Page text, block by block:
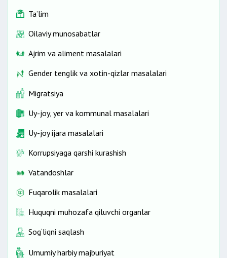
Ta’lim
Oilaviy munosabatlar
Ajrim va aliment masalalari
Gender tenglik va xotin-qizlar masalalari
Migratsiya
Uy-joy, yer va kommunal masalalari
Uy-joy ijara masalalari
Korrupsiyaga qarshi kurashish
Vatandoshlar
Fuqarolik masalalari
Huquqni muhozafa qiluvchi organlar
Sog‘liqni saqlash
Umumiy harbiy majburiyat